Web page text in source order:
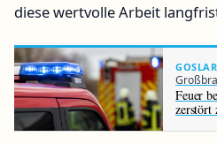
diese wertvolle Arbeit
GOSLAR
Feuer
zerstört